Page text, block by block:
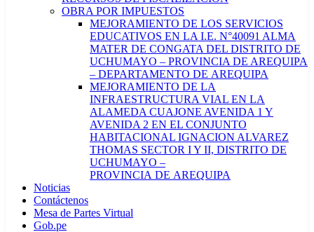
OBRA POR IMPUESTOS
MEJORAMIENTO DE LOS SERVICIOS
EDUCATIVOS EN LA I.E. N°40091 ALMA
MATER DE CONGATA DEL DISTRITO DE
UCHUMAYO – PROVINCIA DE AREQUIPA
– DEPARTAMENTO DE AREQUIPA
MEJORAMIENTO DE LA
INFRAESTRUCTURA VIAL EN LA
ALAMEDA CUAJONE AVENIDA 1 Y
AVENIDA 2 EN EL CONJUNTO
HABITACIONAL IGNACION ALVAREZ
THOMAS SECTOR I Y II, DISTRITO DE
UCHUMAYO –
PROVINCIA DE AREQUIPA
Noticias
Contáctenos
Mesa de Partes Virtual
Gob.pe